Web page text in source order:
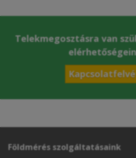
Telekmegosztásra van
Földmérés szolgáltatásaink